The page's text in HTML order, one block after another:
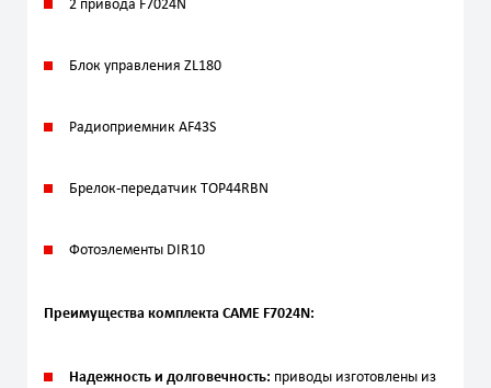
2 привода F7024N
Блок управления ZL180
Радиоприемник AF43S
Брелок-передатчик TOP44RBN
Фотоэлементы DIR10
Преимущества комплекта CAME F7024N:
Надежность и долговечность: приводы изготовлены из